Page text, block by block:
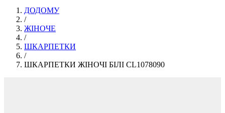
ДОДОМУ
/
ЖІНОЧЕ
/
ШКАРПЕТКИ
/
ШКАРПЕТКИ ЖІНОЧІ БІЛІ CL1078090